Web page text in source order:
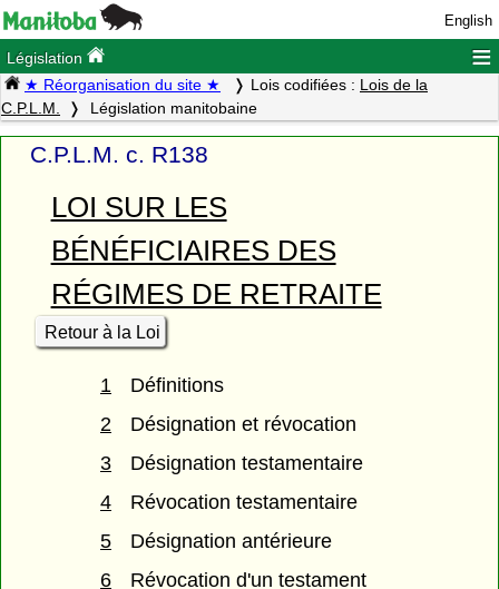
English
Législation ≡
★ Réorganisation du site ★ Lois codifiées : Lois de la
C.P.L.M.
Législation manitobaine
C.P.L.M. c. R138
LOI SUR LES
BÉNÉFICIAIRES DES
RÉGIMES DE RETRAITE
Retour à la Loi
1
Définitions
2
Désignation et révocation
3
Désignation testamentaire
4
Révocation testamentaire
5
Désignation antérieure
6
Révocation d'un testament